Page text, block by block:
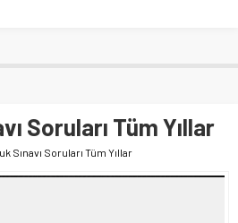
Soruları Tüm Yıllar
Sınavı Soruları Tüm Yıllar